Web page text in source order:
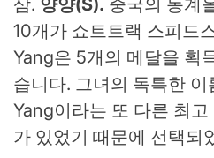
삼. 양양(S). 중국의 동계
10개가 쇼트트랙 스피드
Yang은 5개의 메달을 획
습니다. 그녀의 독특한
Yang이라는 또 다른 최
가 있었기 때문에 선택되